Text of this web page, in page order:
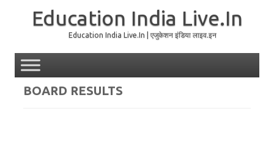
Education India Live.In
Education India Live.In | एजुकेशन इंडिया लाइव.इन
BOARD RESULTS